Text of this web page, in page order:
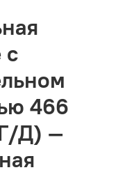
с
466
Д) —